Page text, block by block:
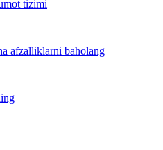
tizimi
afzalliklarni baholang